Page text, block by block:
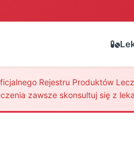
Rejestru Produktów
zawsze skonsultuj się z